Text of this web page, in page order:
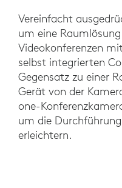
Vereinfacht
um eine
Videokonferenzen
selbst integrierten
Gegensatz zu einer
Gerät von der
one-
um die
erleichtern.